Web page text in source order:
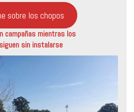
sobre los chopos
campañas mientras los
sin instalarse